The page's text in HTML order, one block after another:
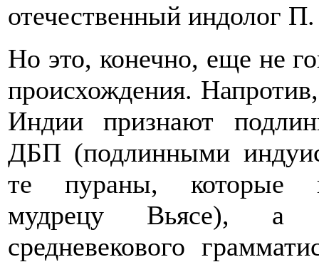
отечественный индолог
Но это, конечно, еще не
происхождения.
Индии признают
ДБП (подлинными
те пураны, которые
мудрецу Вьясе), а
средневекового